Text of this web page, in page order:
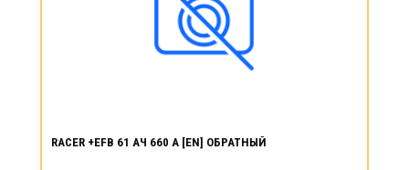
RACER +EFB 61 АЧ 660 А [EN] ОБРАТНЫЙ